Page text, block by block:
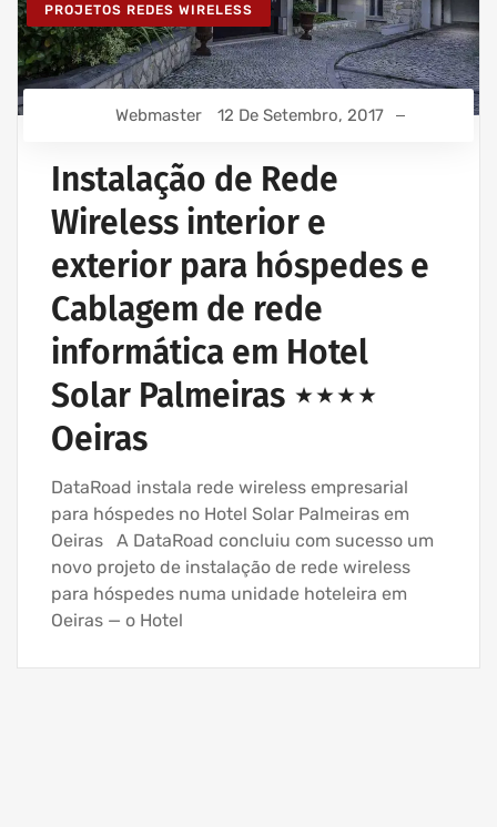
PROJETOS REDES WIRELESS
Webmaster 12 De Setembro, 2017
Instalação de Rede
Wireless interior e
exterior para hóspedes e
Cablagem de rede
informática em Hotel
Solar Palmeiras ⋆⋆⋆⋆
Oeiras
DataRoad instala rede wireless empresarial
para hóspedes no Hotel Solar Palmeiras em
Oeiras A DataRoad concluiu com sucesso um
novo projeto de instalação de rede wireless
para hóspedes numa unidade hoteleira em
Oeiras — o Hotel